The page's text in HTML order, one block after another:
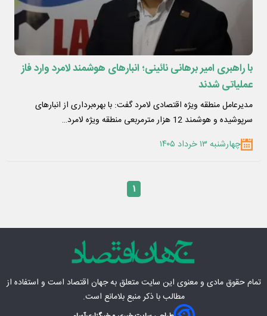
با راهبری امیر برهانی نائینی؛ انبارهای هوشمند لامرد وارد فاز
عملیاتی شدند
مدیرعامل منطقه ویژه اقتصادی لامرد گفت: با بهره‌برداری از انبارهای
سرپوشیده و هوشمند 12 هزار مترمربعی منطقه ویژه لامرد…
چهارشنبه ۱۳ خرداد ۱۴۰۵
۱
تمام حقوق مادی‌ و معنوی این سایت متعلق بهجهان اقتصاد است و استفاده از
مطالب با ذکر منبع بلامانع است.